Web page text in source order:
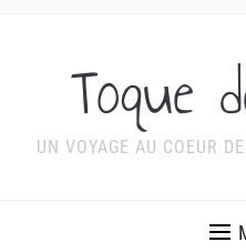
Toque
UN VOYAGE AU COEUR